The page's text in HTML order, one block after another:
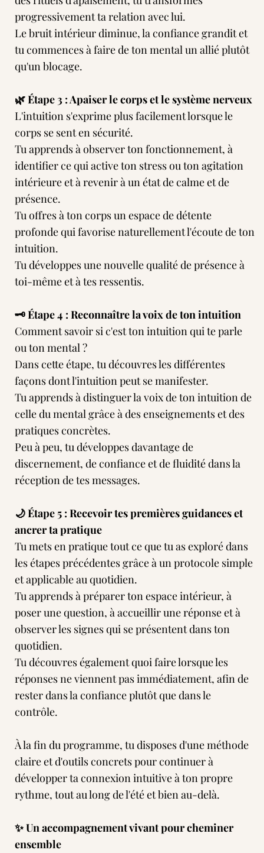
progressivement ta relation avec lui.
Le bruit intérieur diminue, la confiance grandit et
tu commences à faire de ton mental un allié plutôt
qu'un blocage.
🌿 Étape 3 : Apaiser le corps et le système nerveux
L'intuition s'exprime plus facilement lorsque le
corps se sent en sécurité.
Tu apprends à observer ton fonctionnement, à
identifier ce qui active ton stress ou ton agitation
intérieure et à revenir à un état de calme et de
présence.
Tu offres à ton corps un espace de détente
profonde qui favorise naturellement l'écoute de ton
intuition.
Tu développes une nouvelle qualité de présence à
toi-même et à tes ressentis.
🗝️ Étape 4 : Reconnaître la voix de ton intuition
Comment savoir si c'est ton intuition qui te parle
ou ton mental ?
Dans cette étape, tu découvres les différentes
façons dont l'intuition peut se manifester.
Tu apprends à distinguer la voix de ton intuition de
celle du mental grâce à des enseignements et des
pratiques concrètes.
Peu à peu, tu développes davantage de
discernement, de confiance et de fluidité dans la
réception de tes messages.
🌙 Étape 5 : Recevoir tes premières guidances et
ancrer ta pratique
Tu mets en pratique tout ce que tu as exploré dans
les étapes précédentes grâce à un protocole simple
et applicable au quotidien.
Tu apprends à préparer ton espace intérieur, à
poser une question, à accueillir une réponse et à
observer les signes qui se présentent dans ton
quotidien.
Tu découvres également quoi faire lorsque les
réponses ne viennent pas immédiatement, afin de
rester dans la confiance plutôt que dans le
contrôle.
À la fin du programme, tu disposes d'une méthode
claire et d'outils concrets pour continuer à
développer ta connexion intuitive à ton propre
rythme, tout au long de l'été et bien au-delà.
✨ Un accompagnement vivant pour cheminer
ensemble